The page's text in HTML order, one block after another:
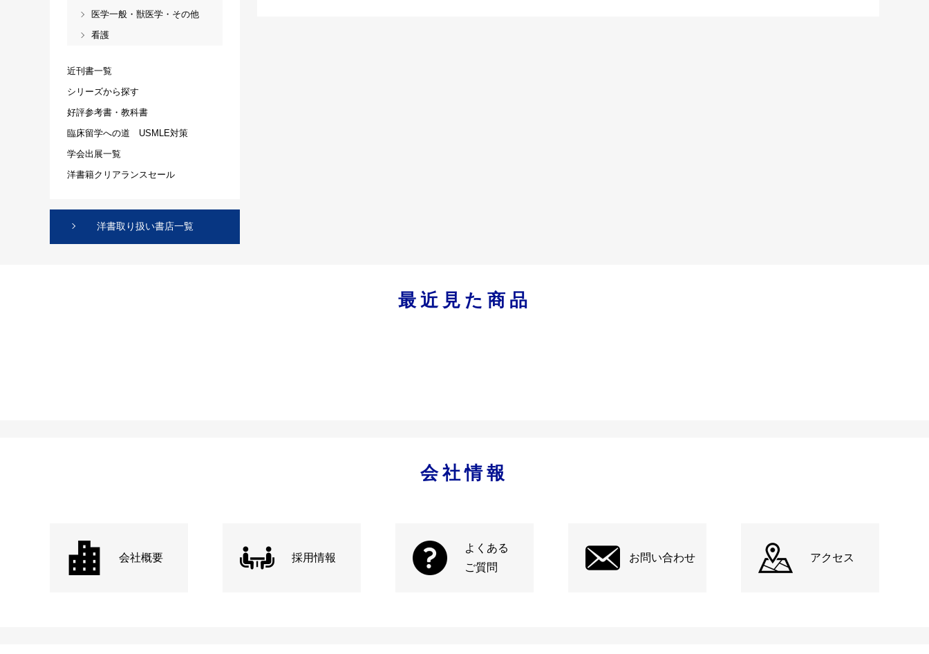
医学一般・獣医学・その他
看護
近刊書一覧
シリーズから探す
好評参考書・教科書
臨床留学への道 USMLE対策
学会出展一覧
洋書籍クリアランスセール
洋書取り扱い書店一覧
最近見た商品
会社情報
会社概要 採用情報
よくある
ご質問
お問い合わせ アクセス